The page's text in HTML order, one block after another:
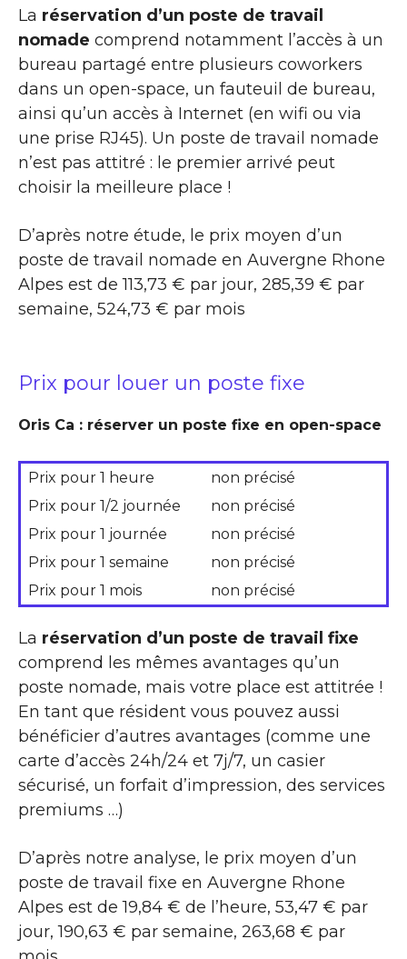
La réservation d’un poste de travail
nomade comprend notamment l’accès à un
bureau partagé entre plusieurs coworkers
dans un open-space, un fauteuil de bureau,
ainsi qu’un accès à Internet (en wifi ou via
une prise RJ45). Un poste de travail nomade
n’est pas attitré : le premier arrivé peut
choisir la meilleure place !
D’après notre étude, le prix moyen d’un
poste de travail nomade en Auvergne Rhone
Alpes est de 113,73 € par jour, 285,39 € par
semaine, 524,73 € par mois
Prix pour louer un poste fixe
Oris Ca : réserver un poste fixe en open-space
Prix pour 1 heure
non précisé
Prix pour 1/2 journée
non précisé
Prix pour 1 journée
non précisé
Prix pour 1 semaine
non précisé
Prix pour 1 mois
non précisé
La réservation d’un poste de travail fixe
comprend les mêmes avantages qu’un
poste nomade, mais votre place est attitrée !
En tant que résident vous pouvez aussi
bénéficier d’autres avantages (comme une
carte d’accès 24h/24 et 7j/7, un casier
sécurisé, un forfait d’impression, des services
premiums …)
D’après notre analyse, le prix moyen d’un
poste de travail fixe en Auvergne Rhone
Alpes est de 19,84 € de l’heure, 53,47 € par
jour, 190,63 € par semaine, 263,68 € par